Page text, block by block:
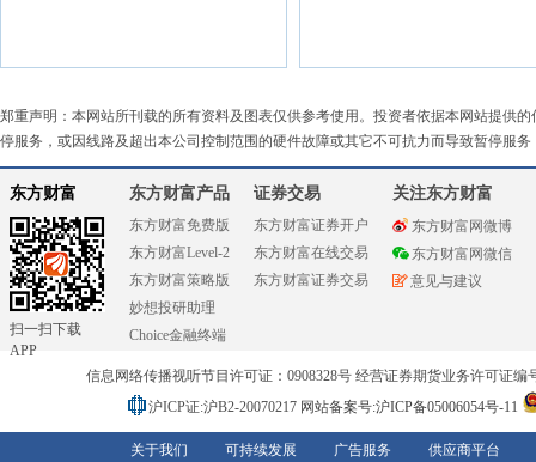
郑重声明：本网站所刊载的所有资料及图表仅供参考使用。投资者依据本网站提供
停服务，或因线路及超出本公司控制范围的硬件故障或其它不可抗力而导致暂停服
东方财富
扫一扫下载
APP
东方财富产品
东方财富免费版
东方财富Level-2
东方财富策略版
妙想投研助理
Choice金融终端
证券交易
东方财富证券开户
东方财富在线交易
东方财富证券交易
关注东方财富
东方财富网微博
东方财富网微信
意见与建议
信息网络传播视听节目许可证：0908328号 经营证券期货业务许可证编
沪ICP证:沪B2-20070217 网站备案号:沪ICP备05006054号-11
关于我们 可持续发展 广告服务 供应商平台